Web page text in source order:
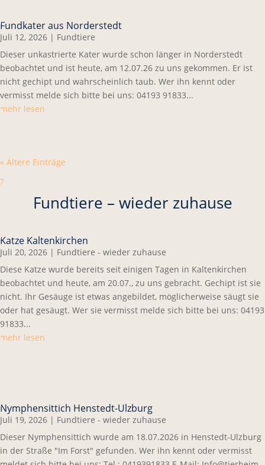
Fundkater aus Norderstedt
Juli 12, 2026 | Fundtiere
Dieser unkastrierte Kater wurde schon länger in Norderstedt
beobachtet und ist heute, am 12.07.26 zu uns gekommen. Er ist
nicht gechipt und wahrscheinlich taub. Wer ihn kennt oder
vermisst melde sich bitte bei uns: 04193 91833...
mehr lesen
« Ältere Einträge
7
Fundtiere – wieder zuhause
Katze Kaltenkirchen
Juli 20, 2026 | Fundtiere - wieder zuhause
Diese Katze wurde bereits seit einigen Tagen in Kaltenkirchen
beobachtet und heute, am 20.07., zu uns gebracht. Gechipt ist sie
nicht. Ihr Gesäuge ist etwas angebildet, möglicherweise säugt sie
oder hat gesäugt. Wer sie vermisst melde sich bitte bei uns: 04193
91833...
mehr lesen
Nymphensittich Henstedt-Ulzburg
Juli 19, 2026 | Fundtiere - wieder zuhause
Dieser Nymphensittich wurde am 18.07.2026 in Henstedt-Ulzburg
in der Straße "Im Forst" gefunden. Wer ihn kennt oder vermisst